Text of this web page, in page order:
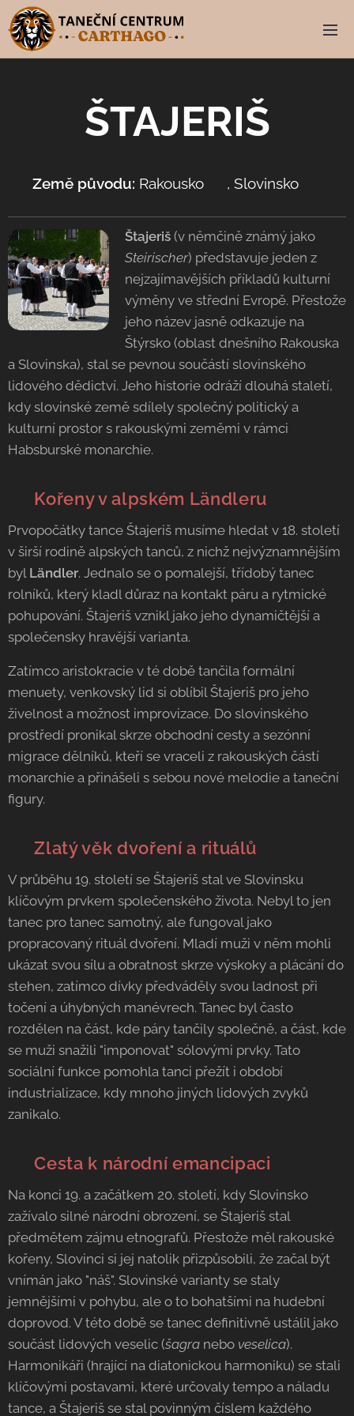
ŠTAJERIŠ
Země původu: Rakousko 🇦🇹, Slovinsko 🇸🇮
Štajeriš(v němčině známý jako
Steirischer) představuje jeden z
nejzajímavějších příkladů kulturní
výměny ve střední Evropě. Přestože
jeho název jasně odkazuje na
Štýrsko (oblast dnešního Rakouska
a Slovinska), stal se pevnou součástí slovinského
lidového dědictví. Jeho historie odráží dlouhá staletí,
kdy slovinské země sdílely společný politický a
kulturní prostor s rakouskými zeměmi v rámci
Habsburské monarchie.
🏔️ Kořeny v alpském Ländleru
Prvopočátky tance Štajeriš musíme hledat v 18. století
v širší rodině alpských tanců, z nichž nejvýznamnějším
byl Ländler. Jednalo se o pomalejší, třídobý tanec
rolníků, který kladl důraz na kontakt páru a rytmické
pohupování. Štajeriš vznikl jako jeho dynamičtější a
společensky hravější varianta.
Zatímco aristokracie v té době tančila formální
menuety, venkovský lid si oblíbil Štajeriš pro jeho
živelnost a možnost improvizace. Do slovinského
prostředí pronikal skrze obchodní cesty a sezónní
migrace dělníků, kteří se vraceli z rakouských částí
monarchie a přinášeli s sebou nové melodie a taneční
figury.
💃 Zlatý věk dvoření a rituálů
V průběhu 19. století se Štajeriš stal ve Slovinsku
klíčovým prvkem společenského života. Nebyl to jen
tanec pro tanec samotný, ale fungoval jako
propracovaný rituál dvoření. Mladí muži v něm mohli
ukázat svou sílu a obratnost skrze výskoky a plácání do
stehen, zatímco dívky předváděly svou ladnost při
točení a úhybných manévrech. Tanec byl často
rozdělen na část, kde páry tančily společně, a část, kde
se muži snažili "imponovat" sólovými prvky. Tato
sociální funkce pomohla tanci přežít i období
industrializace, kdy mnoho jiných lidových zvyků
zanikalo.
🎻 Cesta k národní emancipaci
Na konci 19. a začátkem 20. století, kdy Slovinsko
zažívalo silné národní obrození, se Štajeriš stal
předmětem zájmu etnografů. Přestože měl rakouské
kořeny, Slovinci si jej natolik přizpůsobili, že začal být
vnímán jako "náš". Slovinské varianty se staly
jemnějšími v pohybu, ale o to bohatšími na hudební
doprovod. V této době se tanec definitivně ustálil jako
součást lidových veselic (šagra nebo veselica).
Harmonikáři (hrající na diatonickou harmoniku) se stali
klíčovými postavami, které určovaly tempo a náladu
tance, a Štajeriš se stal povinným číslem každého